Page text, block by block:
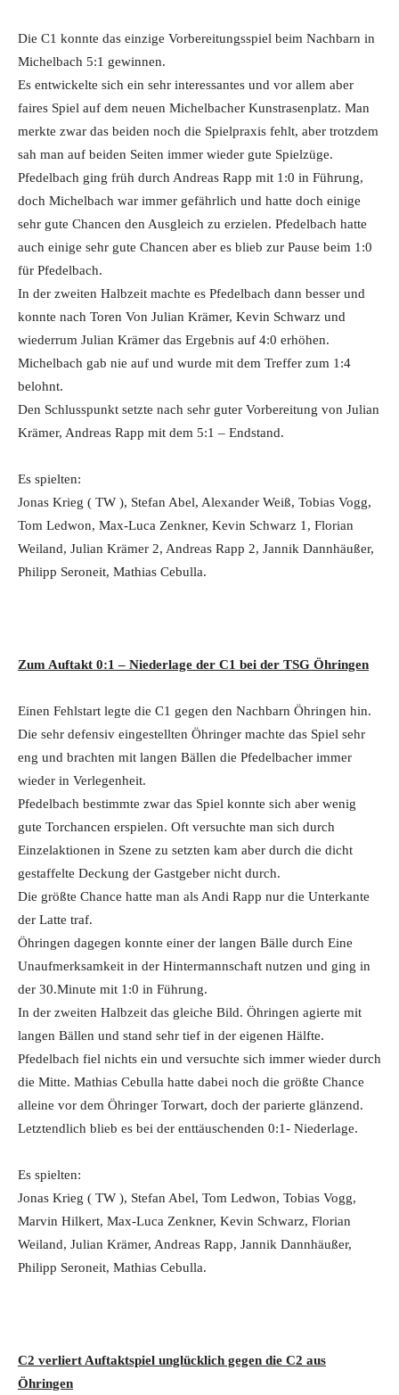
Die C1 konnte das einzige Vorbereitungsspiel beim Nachbarn in
Michelbach 5:1 gewinnen.
Es entwickelte sich ein sehr interessantes und vor allem aber
faires Spiel auf dem neuen Michelbacher Kunstrasenplatz. Man
merkte zwar das beiden noch die Spielpraxis fehlt, aber trotzdem
sah man auf beiden Seiten immer wieder gute Spielzüge.
Pfedelbach ging früh durch Andreas Rapp mit 1:0 in Führung,
doch Michelbach war immer gefährlich und hatte doch einige
sehr gute Chancen den Ausgleich zu erzielen. Pfedelbach hatte
auch einige sehr gute Chancen aber es blieb zur Pause beim 1:0
für Pfedelbach.
In der zweiten Halbzeit machte es Pfedelbach dann besser und
konnte nach Toren Von Julian Krämer, Kevin Schwarz und
wiederrum Julian Krämer das Ergebnis auf 4:0 erhöhen.
Michelbach gab nie auf und wurde mit dem Treffer zum 1:4
belohnt.
Den Schlusspunkt setzte nach sehr guter Vorbereitung von Julian
Krämer, Andreas Rapp mit dem 5:1 – Endstand.
Es spielten:
Jonas Krieg ( TW ), Stefan Abel, Alexander Weiß, Tobias Vogg,
Tom Ledwon, Max-Luca Zenkner, Kevin Schwarz 1, Florian
Weiland, Julian Krämer 2, Andreas Rapp 2, Jannik Dannhäußer,
Philipp Seroneit, Mathias Cebulla.
Zum Auftakt 0:1 – Niederlage der C1 bei der TSG Öhringen
Einen Fehlstart legte die C1 gegen den Nachbarn Öhringen hin.
Die sehr defensiv eingestellten Öhringer machte das Spiel sehr
eng und brachten mit langen Bällen die Pfedelbacher immer
wieder in Verlegenheit.
Pfedelbach bestimmte zwar das Spiel konnte sich aber wenig
gute Torchancen erspielen. Oft versuchte man sich durch
Einzelaktionen in Szene zu setzten kam aber durch die dicht
gestaffelte Deckung der Gastgeber nicht durch.
Die größte Chance hatte man als Andi Rapp nur die Unterkante
der Latte traf.
Öhringen dagegen konnte einer der langen Bälle durch Eine
Unaufmerksamkeit in der Hintermannschaft nutzen und ging in
der 30.Minute mit 1:0 in Führung.
In der zweiten Halbzeit das gleiche Bild. Öhringen agierte mit
langen Bällen und stand sehr tief in der eigenen Hälfte.
Pfedelbach fiel nichts ein und versuchte sich immer wieder durch
die Mitte. Mathias Cebulla hatte dabei noch die größte Chance
alleine vor dem Öhringer Torwart, doch der parierte glänzend.
Letztendlich blieb es bei der enttäuschenden 0:1- Niederlage.
Es spielten:
Jonas Krieg ( TW ), Stefan Abel, Tom Ledwon, Tobias Vogg,
Marvin Hilkert, Max-Luca Zenkner, Kevin Schwarz, Florian
Weiland, Julian Krämer, Andreas Rapp, Jannik Dannhäußer,
Philipp Seroneit, Mathias Cebulla.
C2 verliert Auftaktspiel unglücklich gegen die C2 aus
Öhringen